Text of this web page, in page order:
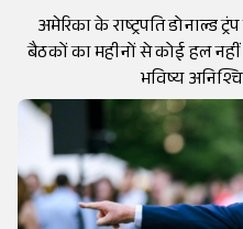
अमेरिका के राष्ट्रपति डोनाल्ड
बैठकों का महीनों से कोई हल नहीं
भविष्य